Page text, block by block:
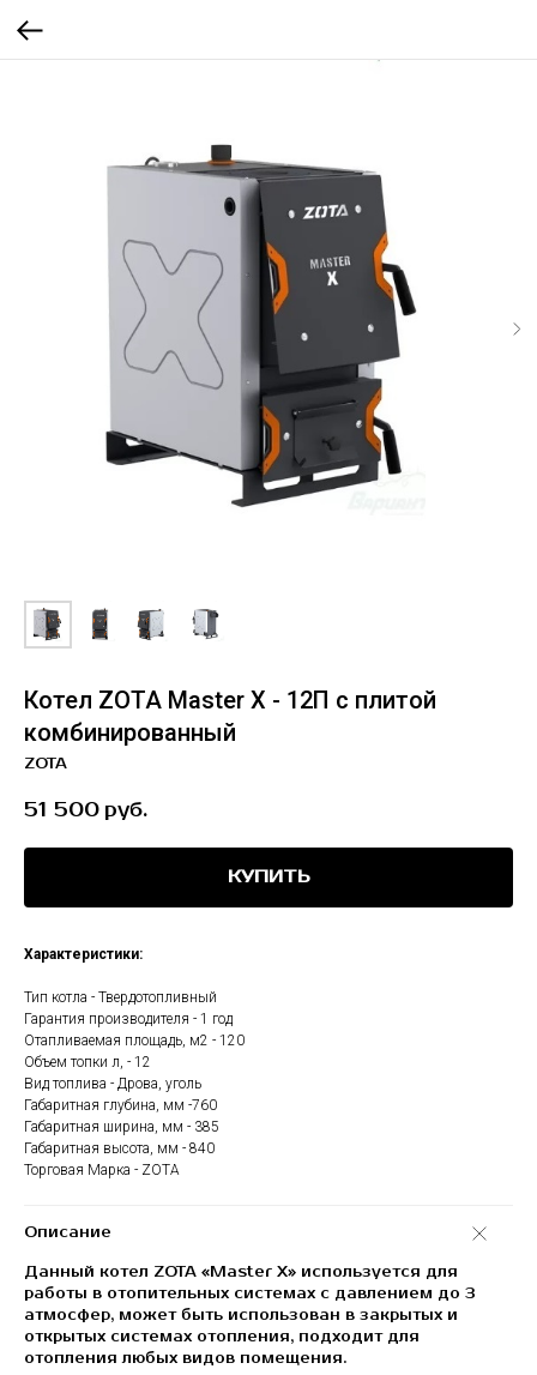
Котел ZOTA Master Х - 12П с плитой
комбинированный
ZOTA
51 500 руб.
КУПИТЬ
Характеристики:
Тип котла - Твердотопливный
Гарантия производителя - 1 год
Отапливаемая площадь, м2 - 120
Объем топки л, - 12
Вид топлива - Дрова, уголь
Габаритная глубина, мм -760
Габаритная ширина, мм - 385
Габаритная высота, мм - 840
Торговая Марка - ZOTA
Описание
Данный котел ZOTA «Master X» используется для
работы в отопительных системах с давлением до 3
атмосфер, может быть использован в закрытых и
открытых системах отопления, подходит для
отопления любых видов помещения.